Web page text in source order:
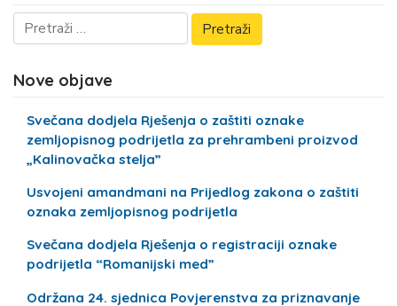
Nove objave
Svečana dodjela Rješenja o zaštiti oznake
zemljopisnog podrijetla za prehrambeni proizvod
„Kalinovačka stelja”
Usvojeni amandmani na Prijedlog zakona o zaštiti
oznaka zemljopisnog podrijetla
Svečana dodjela Rješenja o registraciji oznake
podrijetla “Romanijski med”
Održana 24. sjednica Povjerenstva za priznavanje